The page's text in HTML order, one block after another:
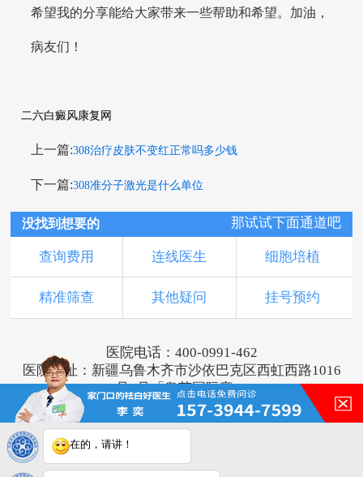
希望我的分享能给大家带来一些帮助和希望。加油，
病友们！
二六白癜风康复网
上一篇:308治疗皮肤不变红正常吗多少钱
下一篇:308准分子激光是什么单位
没找到想要的 那试试下面通道吧
查询费用 连线医生 细胞培植
精准筛查 其他疑问 挂号预约
医院电话：400-0991-462
医院地址：新疆乌鲁木齐市沙依巴克区西虹西路1016
号1号「奥莱国际旁」
版权所有：乌鲁木齐新军都皮肤病医院
新ICP备16001749号-2
注：本网站信息仅供参考，不能作为诊断及医疗依
据，服用药物或进行治疗时请遵医嘱。如有转载或引
在的，请讲！